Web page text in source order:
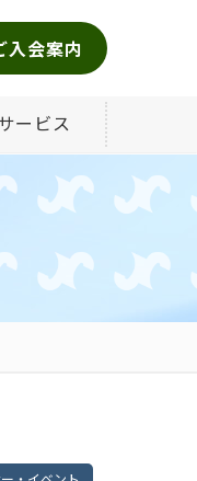
入会案内
ービス